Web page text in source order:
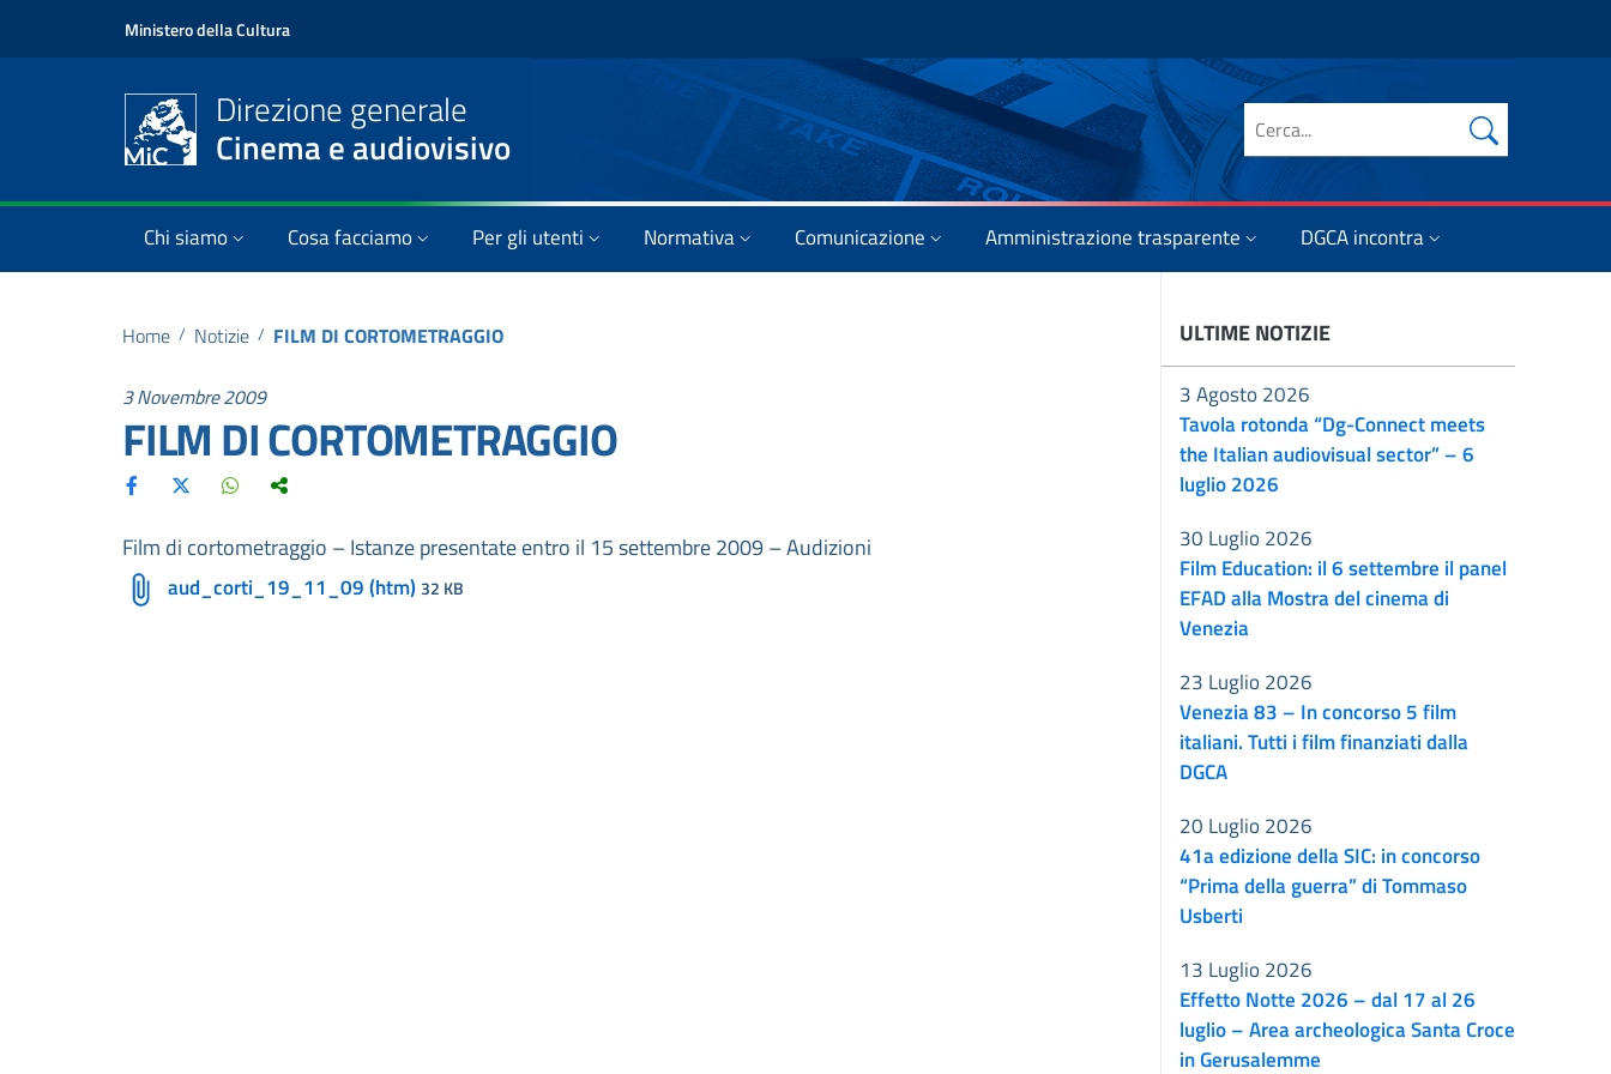
Ministero della Cultura
Direzione generale
Cinema e audiovisivo Cerca nel sito
Chi siamo Cosa facciamo Per gli utenti Normativa Comunicazione Amministrazione trasparente DGCA incontra
Home / Notizie / FILM DI CORTOMETRAGGIO
3 Novembre 2009
FILM DI CORTOMETRAGGIO
Film di cortometraggio – Istanze presentate entro il 15 settembre 2009 – Audizioni
aud_corti_19_11_09 (htm) 32 KB
ULTIME NOTIZIE
Tavola rotonda “Dg-Connect meets
the Italian audiovisual sector” – 6
luglio 2026
3 Agosto 2026
Film Education: il 6 settembre il panel
EFAD alla Mostra del cinema di
Venezia
30 Luglio 2026
Venezia 83 – In concorso 5 film
italiani. Tutti i film finanziati dalla
DGCA
23 Luglio 2026
41a edizione della SIC: in concorso
“Prima della guerra” di Tommaso
Usberti
20 Luglio 2026
Effetto Notte 2026 – dal 17 al 26
luglio – Area archeologica Santa Croce
in Gerusalemme
13 Luglio 2026